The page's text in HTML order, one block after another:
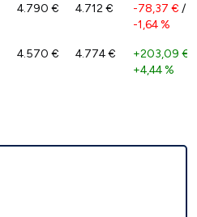
4.790 € 4.712 € -78,37 € /
-1,64 %
4.570 € 4.774 € +203,09 €
+4,44 %